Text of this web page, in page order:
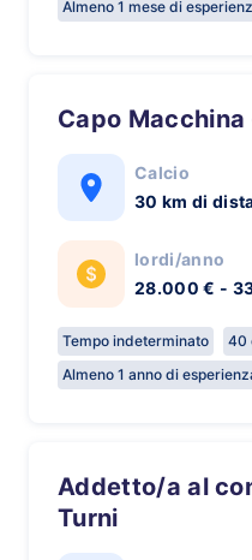
Almeno 1 mese di
Capo
Calcio
30 km di
lordi/anno
28.000 € -
Tempo indeterminato
40
Almeno 1 anno di
Addetto/a al confezionamento 3
Turni